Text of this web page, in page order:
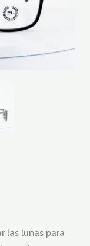
las lunas para